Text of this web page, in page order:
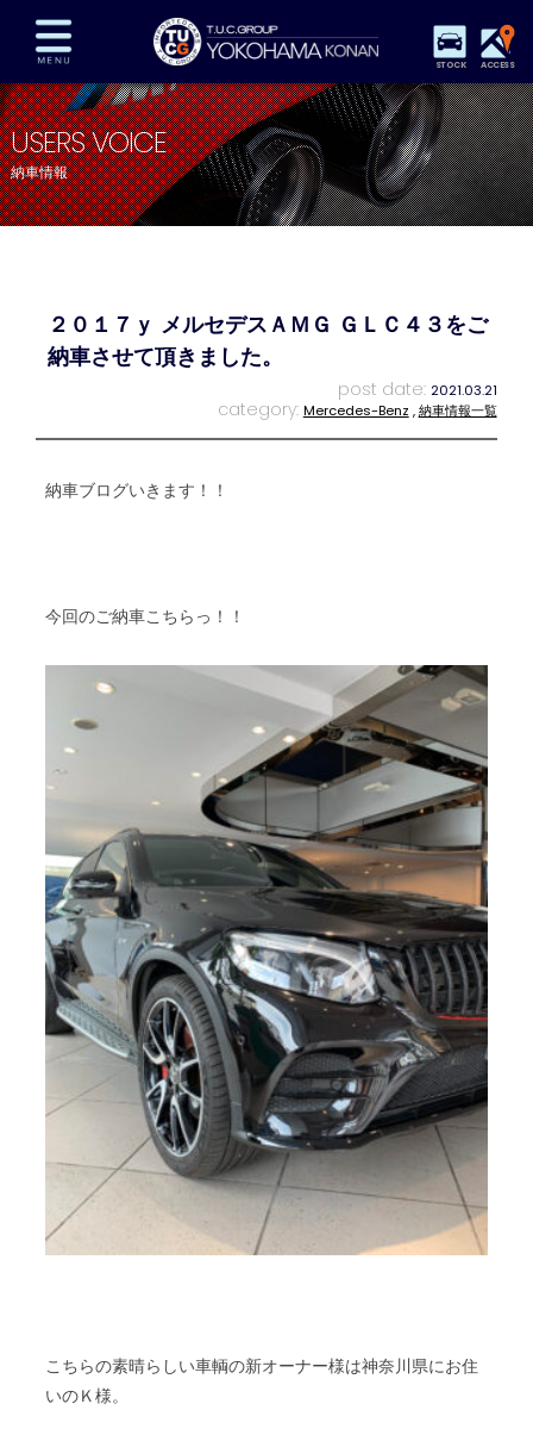
STOCK ACCESS
在庫車両情報 保証&サービス パーツリスト
TUCとは？ 店舗情報 アクセスマップ
全国納車 特別作業 注文販売
プライバシーポリシー スタッフblog
USERS VOICE
納車情報
２０１７ｙ メルセデスＡＭＧ ＧＬＣ４３をご
納車させて頂きました。
post date: 2021.03.21
category: Mercedes-Benz ,納車情報一覧
納車ブログいきます！！
今回のご納車こちらっ！！
こちらの素晴らしい車輌の新オーナー様は神奈川県にお住
いのＫ様。